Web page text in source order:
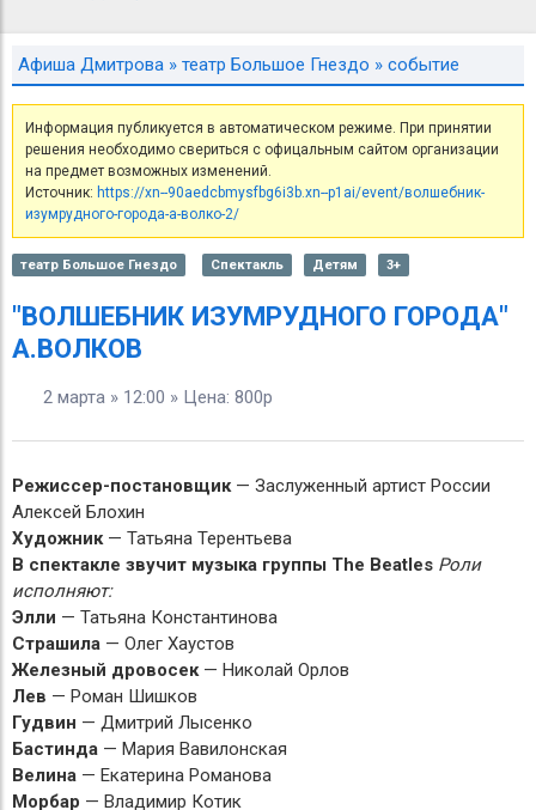
Афиша Дмитрова » театр Большое Гнездо » событие
Информация публикуется в автоматическом режиме. При принятии
решения необходимо свериться с офицальным сайтом организации
на предмет возможных изменений.
Источник: https://xn--90aedcbmysfbg6i3b.xn--p1ai/event/волшебник-
изумрудного-города-а-волко-2/
театр Большое Гнездо Спектакль Детям 3+
"ВОЛШЕБНИК ИЗУМРУДНОГО ГОРОДА"
А.ВОЛКОВ
2 марта » 12:00 » Цена: 800р
Режиссер-постановщик— Заслуженный артист России
Алексей Блохин
Художник— Татьяна Терентьева
В спектакле звучит музыка группы The Beatles Роли
исполняют:
Элли — Татьяна Константинова
Страшила — Олег Хаустов
Железный дровосек— Николай Орлов
Лев — Роман Шишков
Гудвин — Дмитрий Лысенко
Бастинда — Мария Вавилонская
Велина — Екатерина Романова
Морбар — Владимир Котик